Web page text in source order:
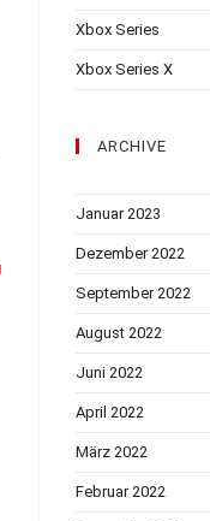
Xbox Series
Xbox Series X
ARCHIVE
Januar 2023
Dezember 2022
September 2022
August 2022
Juni 2022
April 2022
März 2022
Februar 2022